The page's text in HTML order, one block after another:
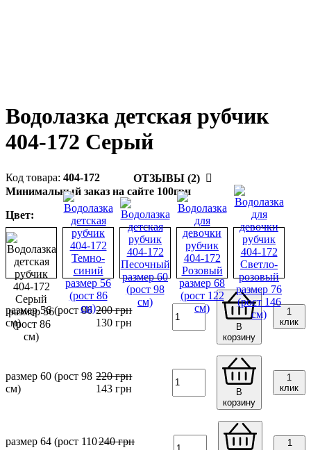
Водолазка детская рубчик
404-172 Серый
404-172
ОТЗЫВЫ (2)
Минимальный заказ на сайте 100грн
Цвет:
размер 56 (рост 86
см)
200грн
130 грн
В
корзину
1
клик
размер 60 (рост 98
см)
220грн
143 грн
В
корзину
1
клик
размер 64 (рост 110240грн
1